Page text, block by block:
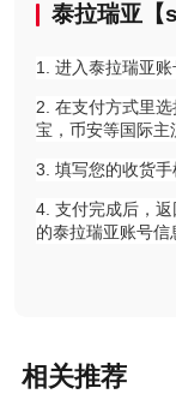
泰拉瑞亚【
1. 进入泰拉瑞亚账
2. 在支付方式里
宝，币安等国际主
3. 填写您的收货手
4. 支付完成后，
的泰拉瑞亚账号信
相关推荐